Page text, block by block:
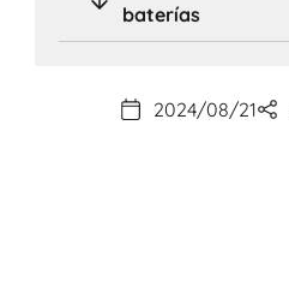
baterías
2024/08/21